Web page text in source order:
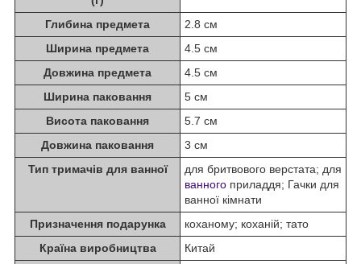
Глибина предмета
2.8 см
Ширина предмета
4.5 см
Довжина предмета
4.5 см
Ширина паковання
5 см
Висота паковання
5.7 см
Довжина паковання
3 см
Тип тримачів для ванної
для бритвового верстата; для
ванного приладдя; Гачки для
ванної кімнати
Призначення подарунка
коханому; коханій; тато
Країна виробництва
Китай